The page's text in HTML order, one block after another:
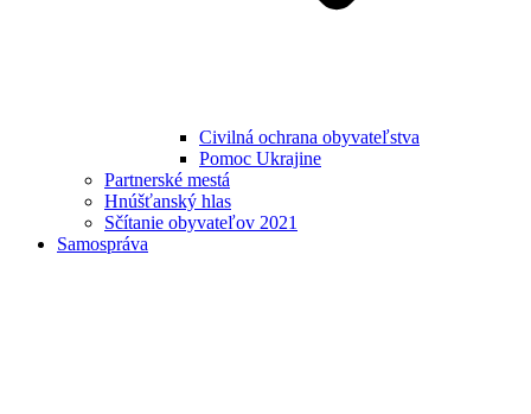
Civilná ochrana obyvateľstva
Pomoc Ukrajine
Partnerské mestá
Hnúšťanský hlas
Sčítanie obyvateľov 2021
Samospráva